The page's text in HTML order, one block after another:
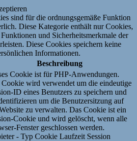
sind für die ordnungsgemäße Funktion
Diese Kategorie enthält nur Cookies,
und Sicherheitsmerkmale der
Diese Cookies speichern keine
Informationen.
Beschreibung
Cookie ist für PHP-Anwendungen.
Cookie wird verwendet um die eindeutige
ID eines Benutzers zu speichern und
um die Benutzersitzung auf
zu verwalten. Das Cookie ist ein
Cookie und wird gelöscht, wenn alle
Fenster geschlossen werden.
- Typ Cookie Laufzeit Session